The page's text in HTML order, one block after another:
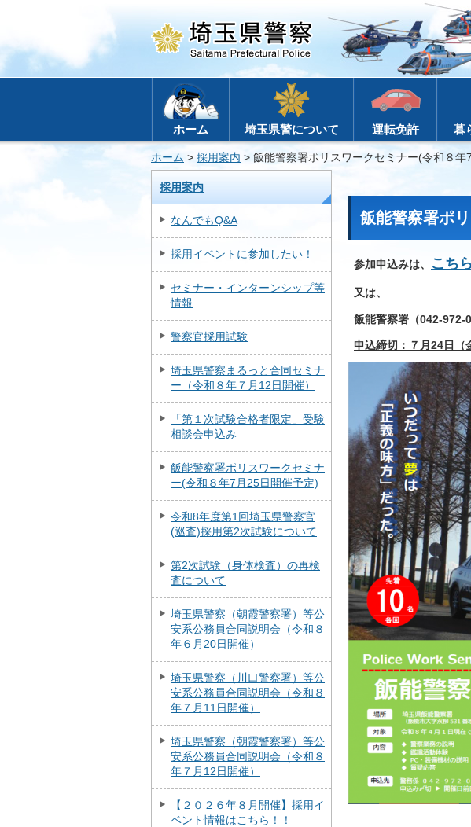
ホーム 埼玉県警について 運転免許 暮
ホーム > 採用案内 > 飯能警察署ポリスワークセミナー(令和８年
採用案内
なんでもQ&A
採用イベントに参加したい！
セミナー・インターンシップ等
情報
警察官採用試験
埼玉県警察まるっと合同セミナ
ー（令和８年７月12日開催）
「第１次試験合格者限定」受験
相談会申込み
飯能警察署ポリスワークセミナ
ー(令和８年7月25日開催予定)
令和8年度第1回埼玉県警察官
(巡査)採用第2次試験について
第2次試験（身体検査）の再検
査について
埼玉県警察（朝霞警察署）等公
安系公務員合同説明会（令和８
年６月20日開催）
埼玉県警察（川口警察署）等公
安系公務員合同説明会（令和８
年７月11日開催）
埼玉県警察（朝霞警察署）等公
安系公務員合同説明会（令和８
年７月12日開催）
【２０２６年８月開催】採用イ
ベント情報はこちら！！
飯能警察署ポ
参加申込みは、 こちら
又は、
飯能警察署（042-972-
申込締切：７月24日（